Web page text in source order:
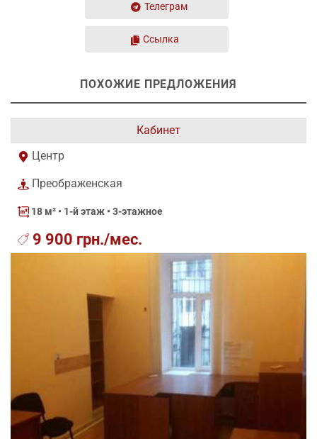
Телеграм
Ссылка
ПОХОЖИЕ ПРЕДЛОЖЕНИЯ
Кабинет
Центр
Преображенская
18 м² • 1-й этаж • 3-этажное
9 900 грн./мес.